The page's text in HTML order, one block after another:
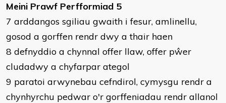
Meini Prawf Perfformiad 5
7 arddangos sgiliau gwaith i fesur, amlinellu,
gosod a gorffen rendr dwy a thair haen
8 defnyddio a chynnal offer llaw, offer pŵer
cludadwy a chyfarpar ategol
9 paratoi arwynebau cefndirol, cymysgu rendr a
chynhyrchu pedwar o'r gorffeniadau rendr allanol